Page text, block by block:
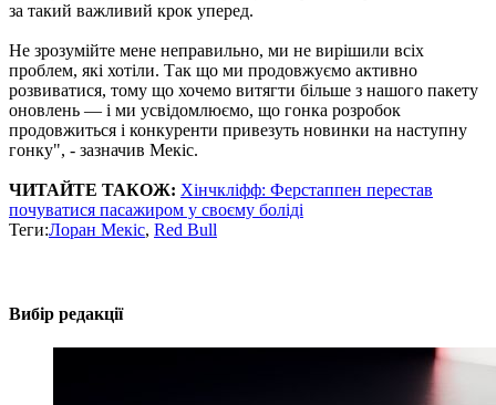
за такий важливий крок уперед.
Не зрозумійте мене неправильно, ми не вирішили всіх
проблем, які хотіли. Так що ми продовжуємо активно
розвиватися, тому що хочемо витягти більше з нашого пакету
оновлень — і ми усвідомлюємо, що гонка розробок
продовжиться і конкуренти привезуть новинки на наступну
гонку", - зазначив Мекіс.
ЧИТАЙТЕ ТАКОЖ: Хінчкліфф: Ферстаппен перестав
почуватися пасажиром у своєму боліді
Теги:Лоран Мекіс, Red Bull
Вибір редакції